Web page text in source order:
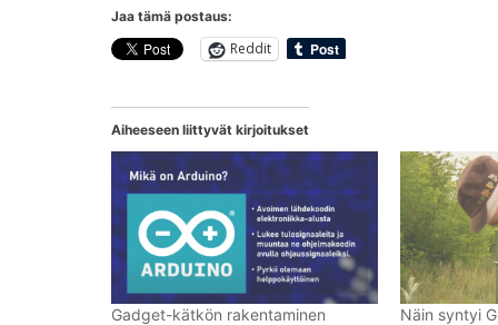
Jaa tämä postaus:
Reddit
Aiheeseen liittyvät kirjoitukset
Gadget-kätkön rakentaminen
Näin syntyi